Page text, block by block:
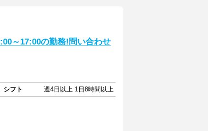
～17:00の勤務!問い合わせ
シフト
週4日以上 1日8時間以上